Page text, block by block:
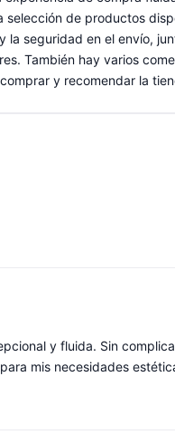
selección de productos
la seguridad en el envío,
También hay varios
y recomendar la
y fluida. Sin
mis necesidades